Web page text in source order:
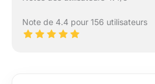
Note de 4.4 pour 156 utilisateurs